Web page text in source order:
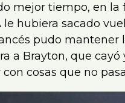
mejor tiempo, en
le hubiera sacado
pudo
a Brayton, que
cosas que no